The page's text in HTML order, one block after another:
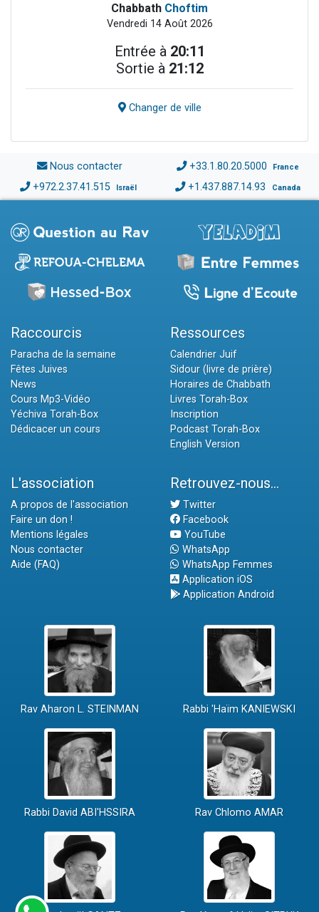
Chabbath Choftim
Vendredi 14 Août 2026
Entrée à 20:11
Sortie à 21:12
Changer de ville
Nous contacter +33.1.80.20.5000 France
+972.2.37.41.515 Israël +1.437.887.14.93 Canada
Raccourcis
Paracha de la semaine
Fêtes Juives
News
Cours Mp3-Vidéo
Yéchiva Torah-Box
Dédicacer un cours
Ressources
Calendrier Juif
Sidour (livre de prière)
Horaires de Chabbath
Livres Torah-Box
Inscription
Podcast Torah-Box
English Version
L'association
A propos de l'association
Faire un don !
Mentions légales
Nous contacter
Aide (FAQ)
Retrouvez-nous...
Twitter
Facebook
YouTube
WhatsApp
WhatsApp Femmes
Application iOS
Application Android
Rav Aharon L. STEINMAN Rabbi 'Haïm KANIEWSKI
Rabbi David ABI'HSSIRA Rav Chlomo AMAR